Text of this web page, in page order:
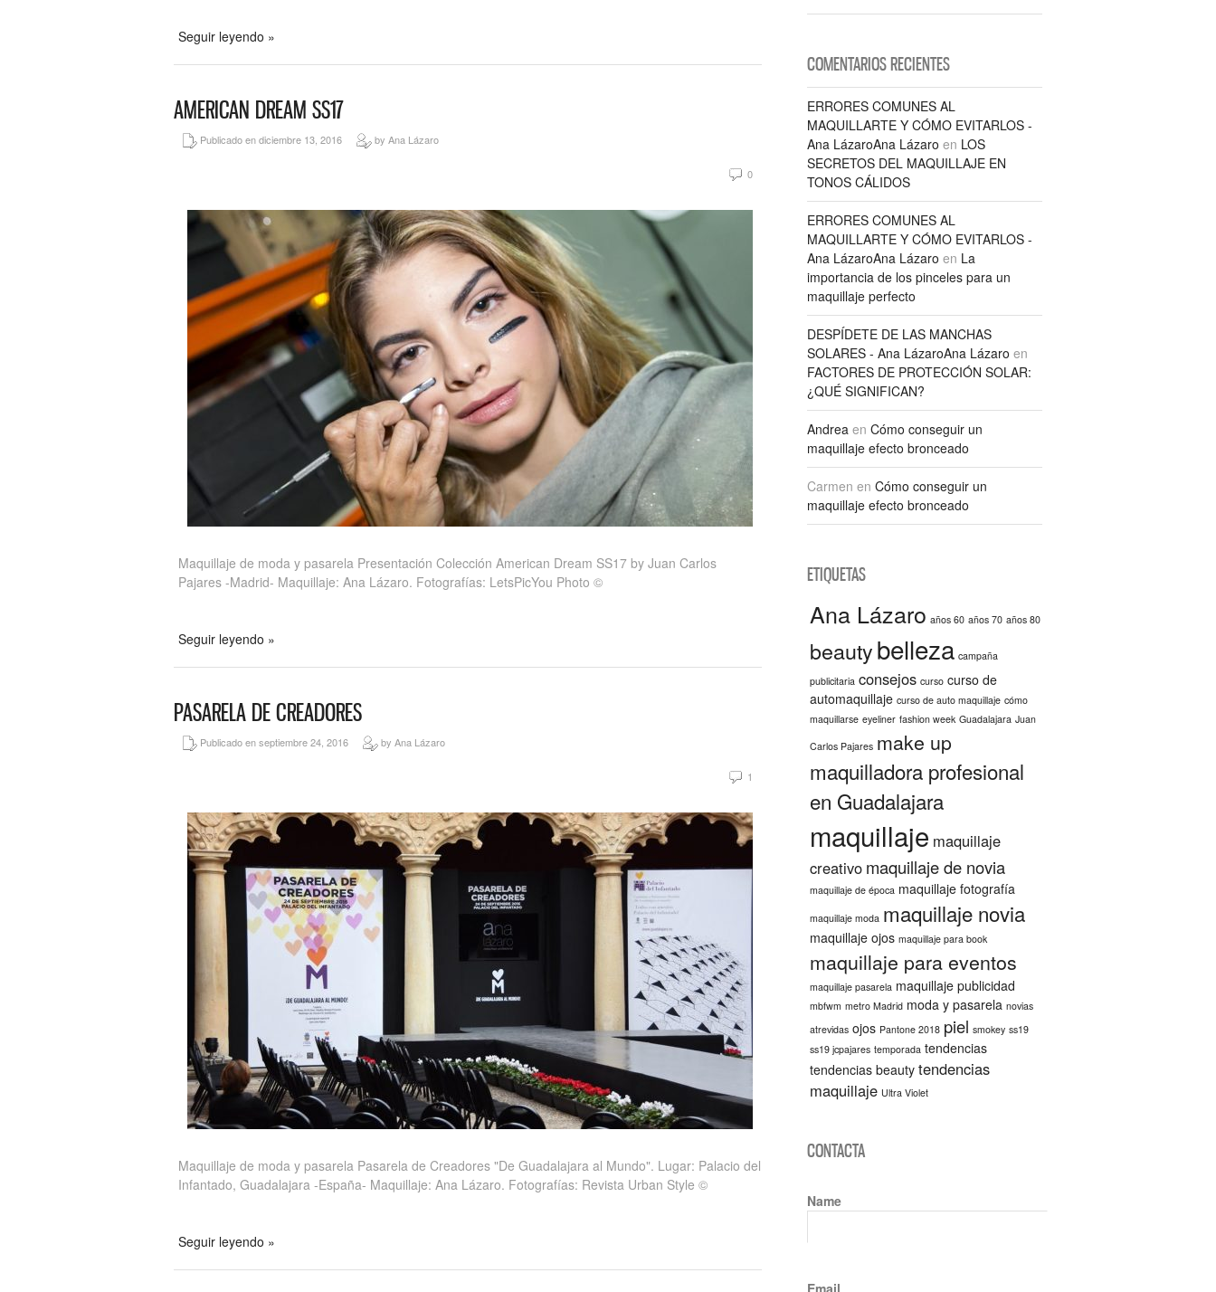
Seguir leyendo »
AMERICAN DREAM SS17
Publicado en diciembre 13, 2016 by Ana Lázaro
0
Maquillaje de moda y pasarela Presentación Colección American Dream SS17 by Juan Carlos
Pajares -Madrid- Maquillaje: Ana Lázaro. Fotografías: LetsPicYou Photo ©
Seguir leyendo »
PASARELA DE CREADORES
Publicado en septiembre 24, 2016 by Ana Lázaro
1
Maquillaje de moda y pasarela Pasarela de Creadores "De Guadalajara al Mundo". Lugar: Palacio del
Infantado, Guadalajara -España- Maquillaje: Ana Lázaro. Fotografías: Revista Urban Style ©
Seguir leyendo »
COMENTARIOS RECIENTES
ERRORES COMUNES AL
MAQUILLARTE Y CÓMO EVITARLOS -
Ana LázaroAna Lázaro en LOS
SECRETOS DEL MAQUILLAJE EN
TONOS CÁLIDOS
ERRORES COMUNES AL
MAQUILLARTE Y CÓMO EVITARLOS -
Ana LázaroAna Lázaro en La
importancia de los pinceles para un
maquillaje perfecto
DESPÍDETE DE LAS MANCHAS
SOLARES - Ana LázaroAna Lázaro en
FACTORES DE PROTECCIÓN SOLAR:
¿QUÉ SIGNIFICAN?
Andrea en Cómo conseguir un
maquillaje efecto bronceado
Carmen en Cómo conseguir un
maquillaje efecto bronceado
ETIQUETAS
Ana Lázaro años 60 años 70 años 80
beautybelleza campaña
publicitaria consejos curso curso de
automaquillaje curso de auto maquillaje cómo
maquillarse eyeliner fashion week Guadalajara Juan
Carlos Pajares make up
maquilladora profesional
en Guadalajara
maquillaje maquillaje
creativo maquillaje de novia
maquillaje de época maquillaje fotografía
maquillaje moda maquillaje novia
maquillaje ojos maquillaje para book
maquillaje para eventos
maquillaje pasarela maquillaje publicidad
mbfwm metro Madrid moda y pasarela novias
atrevidas ojos Pantone 2018 piel smokey ss19
ss19 jcpajares temporada tendencias
tendencias beauty tendencias
maquillaje Ultra Violet
CONTACTA
Name
Email